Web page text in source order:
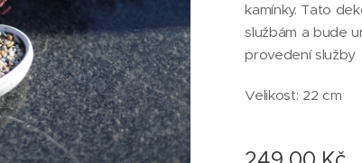
kamínky. Tato
službám a bude
provedení služby
Velikost: 22 cm